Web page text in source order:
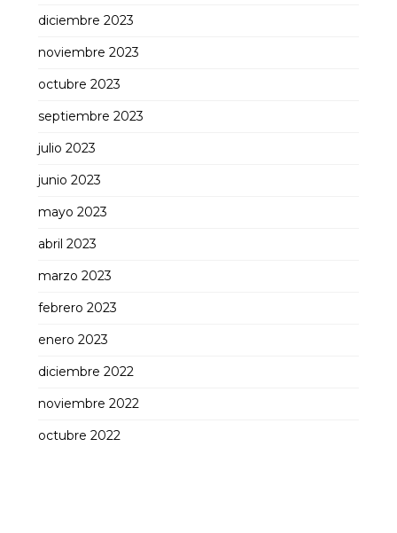
diciembre 2023
noviembre 2023
octubre 2023
septiembre 2023
julio 2023
junio 2023
mayo 2023
abril 2023
marzo 2023
febrero 2023
enero 2023
diciembre 2022
noviembre 2022
octubre 2022